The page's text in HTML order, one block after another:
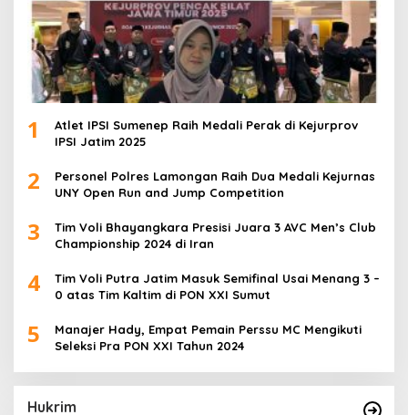
1
Atlet IPSI Sumenep Raih Medali Perak di Kejurprov
IPSI Jatim 2025
2
Personel Polres Lamongan Raih Dua Medali Kejurnas
UNY Open Run and Jump Competition
3
Tim Voli Bhayangkara Presisi Juara 3 AVC Men’s Club
Championship 2024 di Iran
4
Tim Voli Putra Jatim Masuk Semifinal Usai Menang 3 –
0 atas Tim Kaltim di PON XXI Sumut
5
Manajer Hady, Empat Pemain Perssu MC Mengikuti
Seleksi Pra PON XXI Tahun 2024
Hukrim